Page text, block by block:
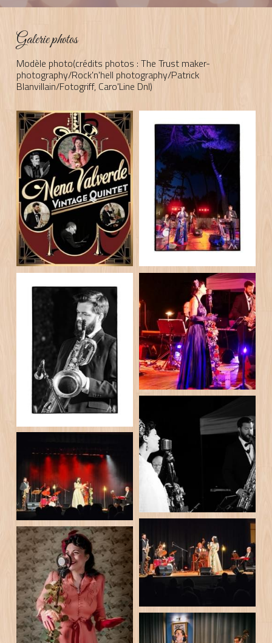
Galerie photos
Modèle photo(crédits photos : The Trust maker-
photography/Rock'n'hell photography/Patrick
Blanvillain/Fotogriff, Caro'Line Dnl)